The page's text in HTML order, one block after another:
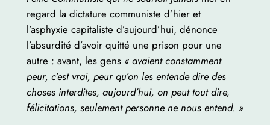
regard la dictature communiste d’hier et
l’asphyxie capitaliste d’aujourd’hui, dénonce
l’absurdité d’avoir quitté une prison pour une
autre : avant, les gens « avaient constamment
peur, c’est vrai, peur qu’on les entende dire des
choses interdites, aujourd’hui, on peut tout dire,
félicitations, seulement personne ne nous entend. »